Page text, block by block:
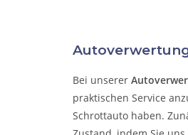
Bei unserer
praktischen Service
Schrottauto haben.